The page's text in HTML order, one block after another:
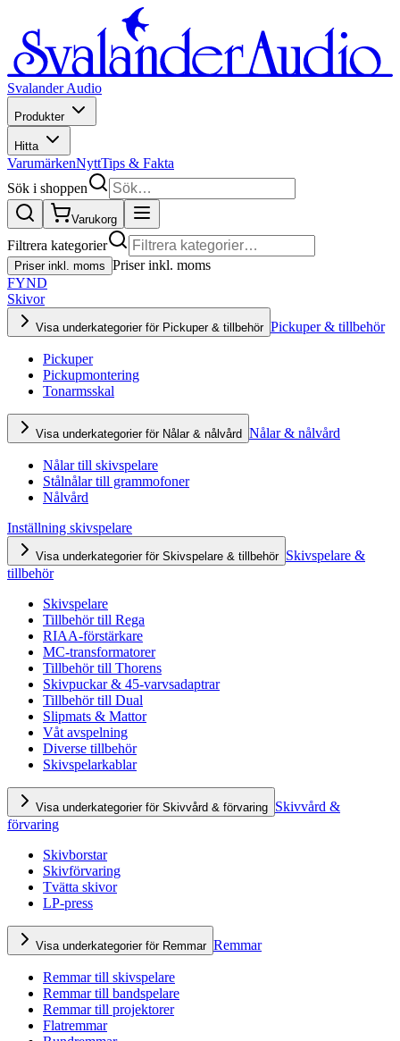
Svalander Audio
Produkter
Hitta
VarumärkenNyttTips & Fakta
Sök i shoppen
Varukorg
Filtrera kategorier
Priser inkl. moms Priser inkl. moms
FYND
Skivor
Visa underkategorier för Pickuper & tillbehör Pickuper & tillbehör
Pickuper
Pickupmontering
Tonarmsskal
Visa underkategorier för Nålar & nålvård Nålar & nålvård
Nålar till skivspelare
Stålnålar till grammofoner
Nålvård
Inställning skivspelare
Visa underkategorier för Skivspelare & tillbehör Skivspelare &
tillbehör
Skivspelare
Tillbehör till Rega
RIAA-förstärkare
MC-transformatorer
Tillbehör till Thorens
Skivpuckar & 45-varvsadaptrar
Tillbehör till Dual
Slipmats & Mattor
Våt avspelning
Diverse tillbehör
Skivspelarkablar
Visa underkategorier för Skivvård & förvaring Skivvård &
förvaring
Skivborstar
Skivförvaring
Tvätta skivor
LP-press
Visa underkategorier för Remmar Remmar
Remmar till skivspelare
Remmar till bandspelare
Remmar till projektorer
Flatremmar